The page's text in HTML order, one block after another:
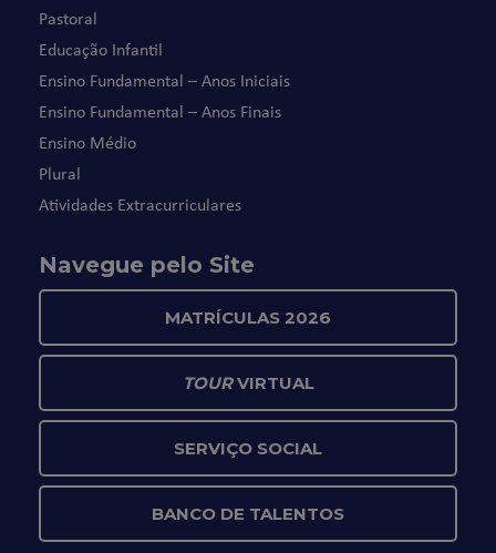
Pastoral
Educação Infantil
Ensino Fundamental – Anos Iniciais
Ensino Fundamental – Anos Finais
Ensino Médio
Plural
Atividades Extracurriculares
Navegue pelo Site
MATRÍCULAS 2026
TOURVIRTUAL
SERVIÇO SOCIAL
BANCO DE TALENTOS